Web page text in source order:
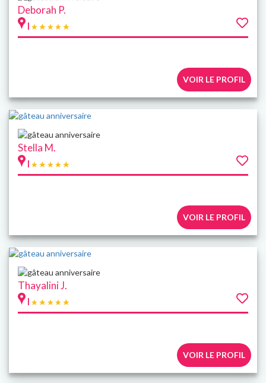
Deborah P.
|
VOIR LE PROFIL
Stella M.
|
VOIR LE PROFIL
Thayalini J.
|
VOIR LE PROFIL